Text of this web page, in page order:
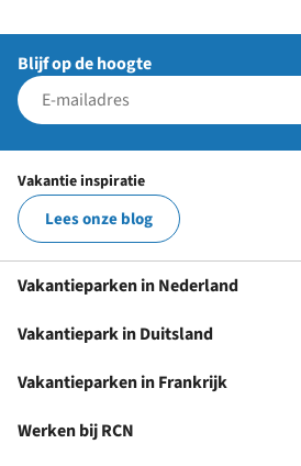
Lees ons verhaal
Blijf op de hoogte
Vakantie inspiratie
Lees onze blog
Vakantieparken in Nederland
Vakantiepark in Duitsland
Vakantieparken in Frankrijk
Werken bij RCN